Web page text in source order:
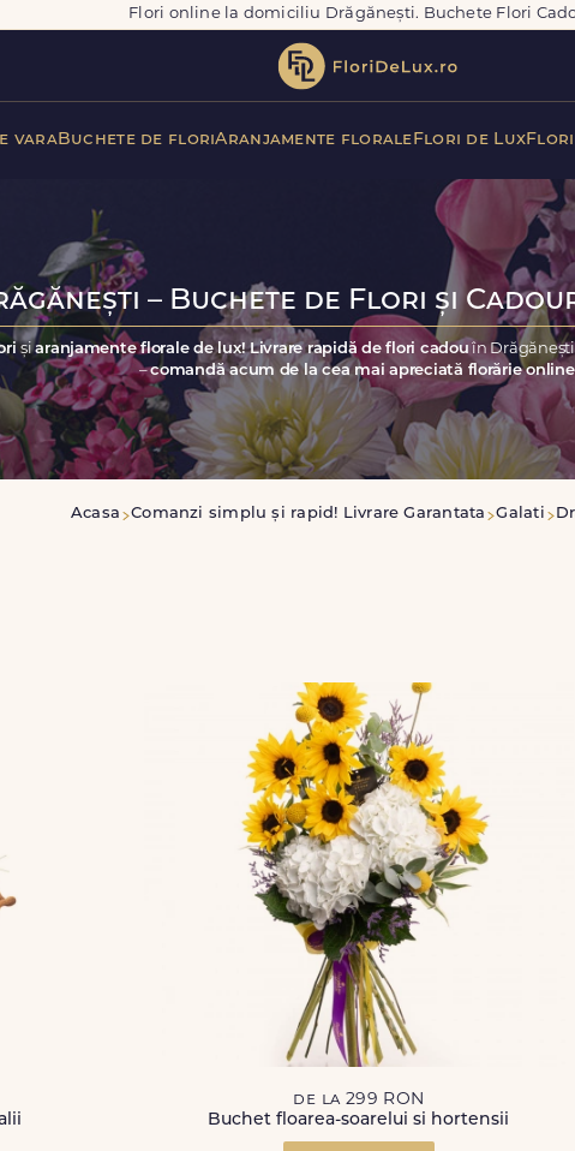
Flori online la domiciliu Drăgănești. Buchete Flori
varaBuchete de floriAranjamente florale Flori de LuxFlori
– Buchete de Flori și
șiaranjamente florale de lux! Livrare rapidă de flori cadou în
–comandă acum de la cea mai apreciată florărie
Acasa Comanzi simplu și rapid! Livrare Garantata Galati
de la 299 RON
Buchet floarea-soarelui si hortensii